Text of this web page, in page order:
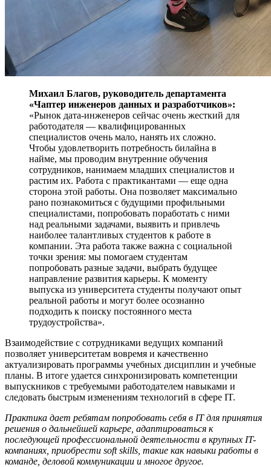
Михаил Благов, руководитель департамента
«Чаптер инженеров данных и разработчиков»:
«Рынок дата-инженеров сейчас очень жесткий для
работодателя — квалифицированных
специалистов очень мало, нанять их сложно.
Чтобы удовлетворить потребность билайна в
найме, мы проводим внутренние обучения
сотрудников, нанимаем младших специалистов и
растим их. Работа с практикантами — еще одна
сторона этой работы. Она позволяет максимально
рано познакомиться с будущими профильными
специалистами, попробовать поработать с ними
над реальными задачами, выявить и привлечь
наиболее талантливых студентов к работе в
компании. Эта работа также важна с социальной
точки зрения: мы помогаем студентам
попробовать разные задачи, выбрать будущее
направление развития карьеры. К моменту
выпуска из университета студенты получают опыт
реальной работы и могут более осознанно
подходить к поиску постоянного места
трудоустройства».
Взаимодействие с сотрудниками ведущих компаний
позволяет университетам вовремя и качественно
актуализировать программы учебных дисциплин и учебные
планы. В итоге удается синхронизировать компетенции
выпускников с требуемыми работодателем навыками и
следовать быстрым изменениям технологий в сфере IT.
Практика дает ребятам попробовать себя в IT для принятия
решения о дальнейшей карьере, адаптироваться к
последующей профессиональной деятельности в крупных IT-
компаниях, приобрести soft skills, такие как навыки работы в
команде, деловой коммуникации и многое другое.